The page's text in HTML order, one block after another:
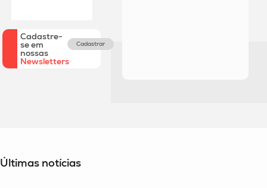
Cadastre-
se em
nossas
Newsletters
Cadastrar
Últimas notícias